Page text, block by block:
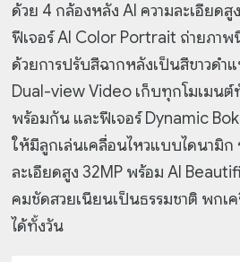
ด้วย 4 กล้องหลัง AI ความละเอียด
ฟีเจอร์ AI Color Portrait ถ่ายภา
ด้วยการปรับสีฉากหลังเป็นสีขาวดำ
Dual-view Video เก็บทุกโมเมนต์
พร้อมกัน และฟีเจอร์ Dynamic
ให้มีลูกเล่นเคลื่อนไหวแบบไดนามิก
ละเอียดสูง 32MP พร้อม AI
คมชัดสวยเนียนเป็นธรรมชาติ พกเ
ได้ทั้งวัน